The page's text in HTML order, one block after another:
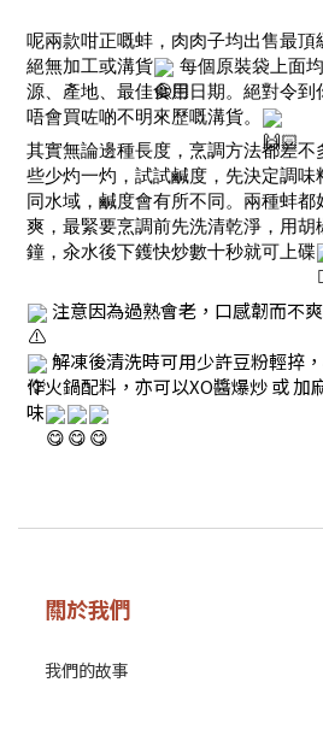
呢兩款咁正嘅蚌，肉肉子均出售最頂
絕無加工或溝貨
每個原裝袋上面
源、產地、最佳食用日期。絕對令到
唔會買咗啲不明來歷嘅溝貨。
其實無論邊種長度，烹調方法都差
些少灼一灼，試試鹹度，先決定調味
同水域，鹹度會有所不同。兩種蚌
爽，最緊要烹調前先洗清乾淨，用
鐘，汆水後下鑊快炒數十秒就可上碟
注意因為過熟會老，口感韌而不爽
解凍後清洗時可用少許豆粉輕捽
作火鍋配料，亦可以XO醬爆炒 或 加
味
關於我們
我們的故事